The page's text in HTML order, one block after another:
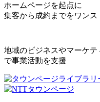
ホームページを起点に
集客から成約までをワンス
地域のビジネスやマーケ
で事業活動を支援